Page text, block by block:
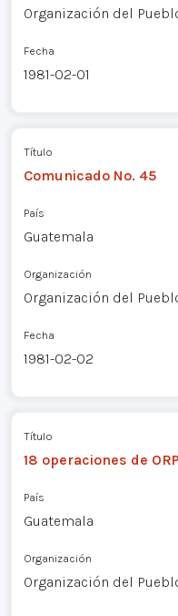
Organización del
Fecha
1981-02-01
Título
Comunicado No. 45
País
Guatemala
Organización
Organización del
Fecha
1981-02-02
Título
18 operaciones de
País
Guatemala
Organización
Organización del